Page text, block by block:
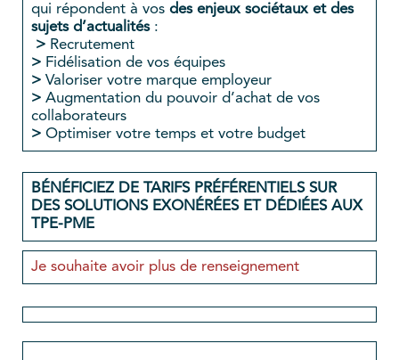
qui répondent à vos des enjeux sociétaux et des
sujets d’actualités:
>Recrutement
> Fidélisation de vos équipes
> Valoriser votre marque employeur
> Augmentation du pouvoir d’achat de vos
collaborateurs
> Optimiser votre temps et votre budget
BÉNÉFICIEZ DE TARIFS PRÉFÉRENTIELS SUR
DES SOLUTIONS EXONÉRÉES ET DÉDIÉES AUX
TPE-PME
Je souhaite avoir plus de renseignement